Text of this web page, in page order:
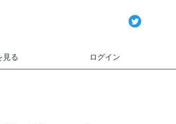
見る ログイン